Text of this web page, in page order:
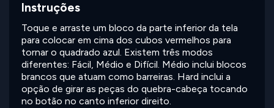
Instruções
Toque e arraste um bloco da parte inferior da tela
para colocar em cima dos cubos vermelhos para
tornar o quadrado azul. Existem três modos
diferentes: Fácil, Médio e Difícil. Médio inclui blocos
brancos que atuam como barreiras. Hard inclui a
opção de girar as peças do quebra-cabeça tocando
no botão no canto inferior direito.